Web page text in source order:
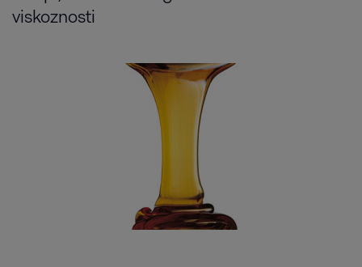
viskoznosti